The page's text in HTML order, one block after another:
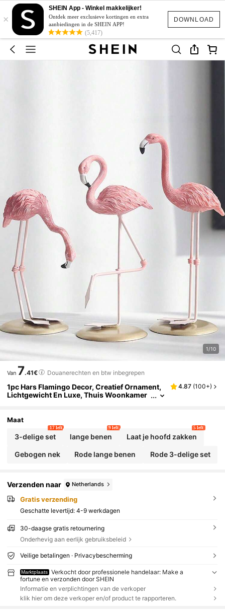
DOWNLOAD
×
SHEIN App - Winkel makkelijker!
Ontdek meer exclusieve kortingen en extra
aanbiedingen in de SHEIN APP!
(5,417)
1/10
Van 7.41€ Douanerechten en btw inbegrepen
1pc Hars Flamingo Decor, Creatief Ornament,
Lichtgewicht En Luxe, Thuis Woonkamer
4.87 (100+)
Maat
3-delige set
17 left
lange benen
9 left
Laat je hoofd zakken
5 left
Gebogen nek Rode lange benen Rode 3-delige set
Verzenden naar Netherlands
Gratis verzending
Geschatte levertijd: 4-9 werkdagen
30-daagse gratis retournering
Onderhevig aan eerlijk gebruiksbeleid
Veilige betalingen · Privacybescherming
Marktplaats
Verkocht door professionele handelaar: Make a
fortune en verzonden door SHEIN
Informatie en verplichtingen van de verkoper
klik hier om deze verkoper en/of product te rapporteren.